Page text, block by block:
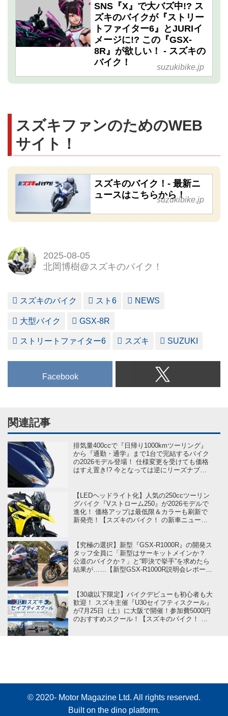
SNS『X』で大バズ中!? ス
ズキのバイクが『ストリー
トファイター6』とJURIイ
メージに!? この『GSX-
8R』が欲しい！ - スズキの
バイク！
suzukibike.jp
スズキファンのためのWEB
サイト！
スズキのバイク！- 最新ニ
ュースはこちらから！
suzukibike.jp
2025-08-05
北岡博樹@スズキのバイク！
スズキのバイク スト6 NEWS
大型バイク GSX-8R
ストリートファイター6 スズキ SUZUKI
Facebook
関連記事
排気量400ccで『日帰り1000kmツーリング』
から『通勤・通学』まで1台で完結するバイク
の2026モデル登場！ 仕様変更を受けても価格
はすえ置き!? 今となっては逆にリーズナブル
【LEDヘッドライト化】人気の250ccツーリン
グバイク『Vストローム250』が2026モデルで
進化！ 価格アップは最低限＆カラーも刷新で
新発売！【スズキのバイク！ の新車ニュース
【究極の選択】新型『GSX-R1000R』の開発ス
タッフ全員に「新型はサーキットメインか？
公道のバイクか？」と“即決で挙手”を求めたら
結果が……【新型GSX-R1000R説明会レポート
【30歳以下限定】バイクデビューも初心者も大
歓迎！ スズキ主催『U30セイフティスクール』
が7月25日（土）に大阪で開催！参加費5000円
のおすすめスクール！【スズキのバイク！ の
© 2020- Motor Magazine Ltd. All rights reserved.
Built on the dino platform.